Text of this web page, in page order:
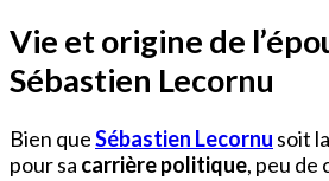
Vie et origine de
Sébastien Lecornu
Bien queSébastien Lecornu soit
pour sa carrière politique, peu de